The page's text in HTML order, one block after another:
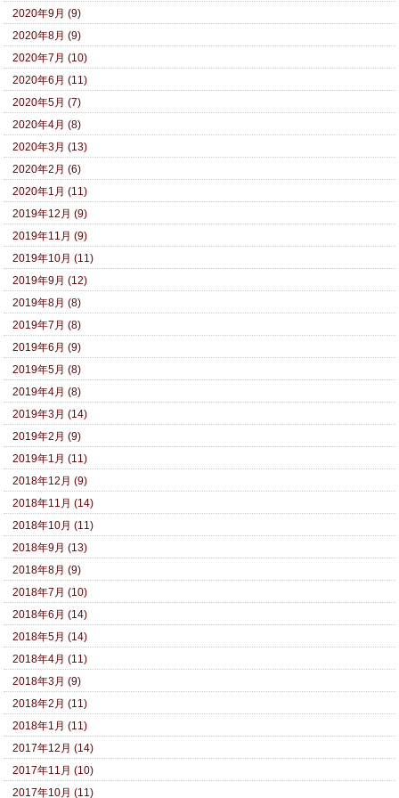
2020年9月 (9)
2020年8月 (9)
2020年7月 (10)
2020年6月 (11)
2020年5月 (7)
2020年4月 (8)
2020年3月 (13)
2020年2月 (6)
2020年1月 (11)
2019年12月 (9)
2019年11月 (9)
2019年10月 (11)
2019年9月 (12)
2019年8月 (8)
2019年7月 (8)
2019年6月 (9)
2019年5月 (8)
2019年4月 (8)
2019年3月 (14)
2019年2月 (9)
2019年1月 (11)
2018年12月 (9)
2018年11月 (14)
2018年10月 (11)
2018年9月 (13)
2018年8月 (9)
2018年7月 (10)
2018年6月 (14)
2018年5月 (14)
2018年4月 (11)
2018年3月 (9)
2018年2月 (11)
2018年1月 (11)
2017年12月 (14)
2017年11月 (10)
2017年10月 (11)